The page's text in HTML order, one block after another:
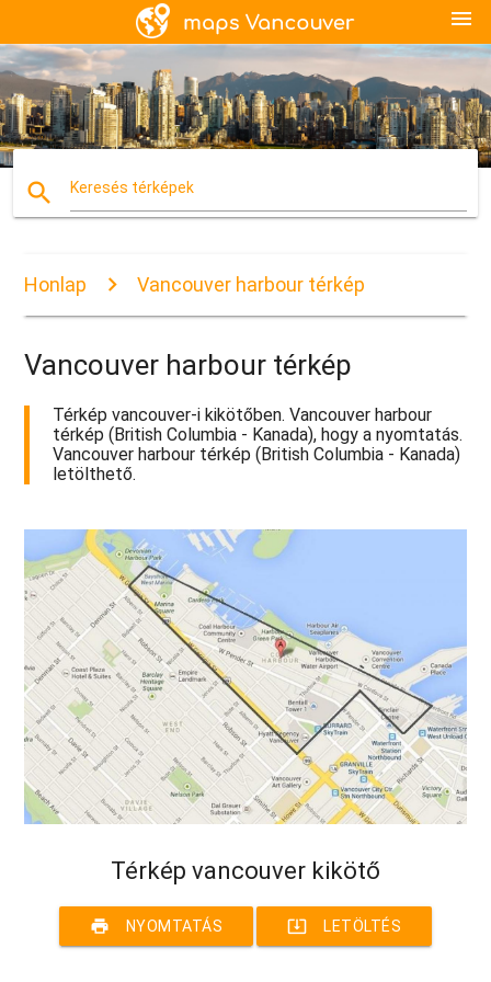
menu
search Keresés térképek
Honlap Vancouver harbour térkép
Vancouver harbour térkép
Térkép vancouver-i kikötőben. Vancouver harbour
térkép (British Columbia - Kanada), hogy a nyomtatás.
Vancouver harbour térkép (British Columbia - Kanada)
letölthető.
Térkép vancouver kikötő
print NYOMTATÁS system_update_alt LETÖLTÉS